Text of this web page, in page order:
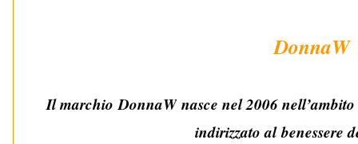
DonnaW
Il marchioDonnaWnasce nel 2006
indirizzato albenessere